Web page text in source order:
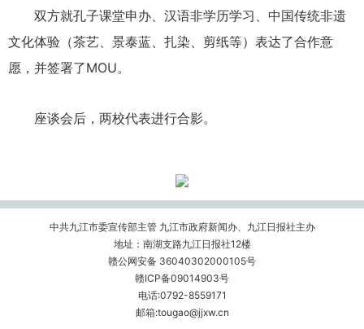
双方就孔子课堂申办、汉语非学历学习、中国传统非遗
文化体验（茶艺、景泰蓝、扎染、剪纸等）表达了合作意
愿，并签署了MOU。
座谈会后，两校代表进行合影。
中共九江市委宣传部主管 九江市政府新闻办、九江日报社主办
地址：南湖支路九江日报社12楼
赣公网安备 36040302000105号
赣ICP备09014903号
电话:0792-8559171
邮箱:tougao@jjxw.cn